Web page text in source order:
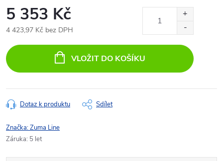
5 353 Kč
4 423,97 Kč bez DPH
cena:
VLOŽIT DO KOŠÍKU
Dotaz k produktu Sdílet
Značka:Zuma Line
Záruka: 5 let